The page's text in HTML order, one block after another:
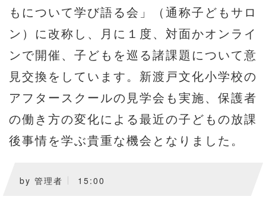
もについて学び語る会」（通称子どもサロ
ン）に改称し、月に１度、対面かオンライ
ンで開催、子どもを巡る諸課題について意
見交換をしています。新渡戸文化小学校の
アフタースクールの見学会も実施、保護者
の働き方の変化による最近の子どもの放課
後事情を学ぶ貴重な機会となりました。
by 管理者 15:00